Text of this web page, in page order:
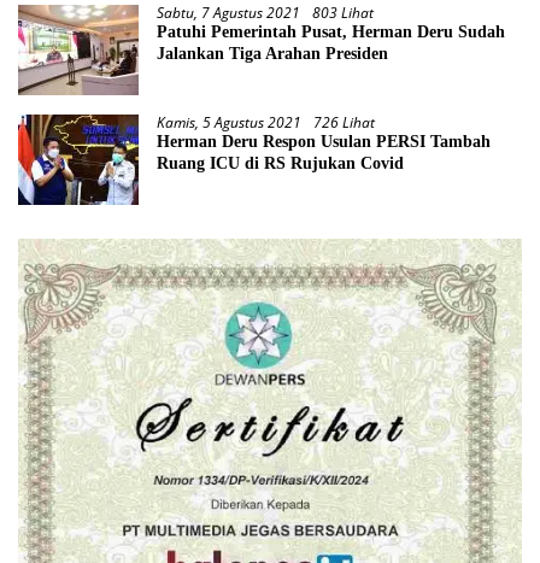
Sabtu, 7 Agustus 2021 803 Lihat
Patuhi Pemerintah Pusat, Herman Deru Sudah
Jalankan Tiga Arahan Presiden
Kamis, 5 Agustus 2021 726 Lihat
Herman Deru Respon Usulan PERSI Tambah
Ruang ICU di RS Rujukan Covid